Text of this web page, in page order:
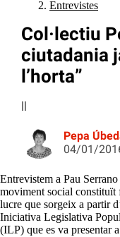
Entrevistes
Col·lectiu
ciutadania
l’horta”
||
Pepa
04/01/
Entrevistem a Pau
moviment social constituït
lucre que sorgeix a partir
Iniciativa Legislativa
(ILP) que es va presentar